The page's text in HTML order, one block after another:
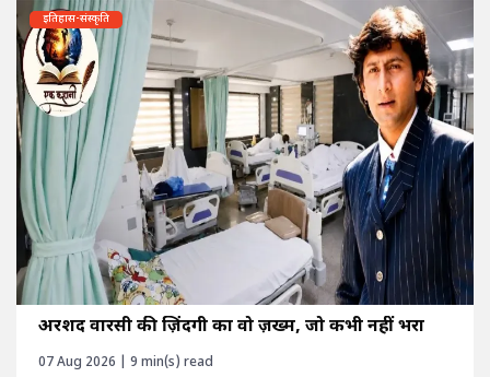
इतिहास-संस्कृति
अरशद वारसी की ज़िंदगी का वो ज़ख्म, जो कभी नहीं भरा
07 Aug 2026 | 9 min(s) read